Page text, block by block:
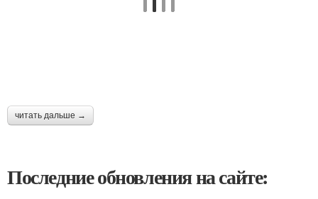
читать дальше →
Последние обновления на сайте: